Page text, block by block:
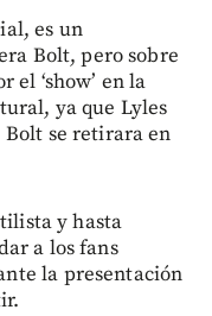
es un
Bolt, pero sobre
el ‘show’ en la
ya que Lyles
Bolt se retirara en
y hasta
a los fans
la presentación